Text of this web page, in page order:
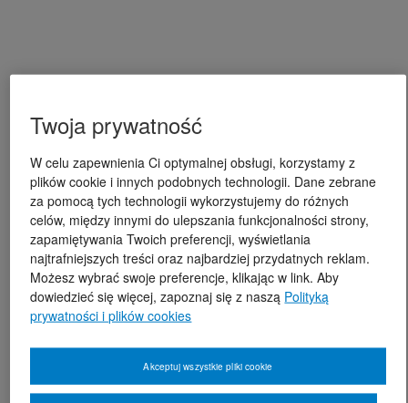
Twoja prywatność
W celu zapewnienia Ci optymalnej obsługi, korzystamy z
plików cookie i innych podobnych technologii. Dane zebrane
za pomocą tych technologii wykorzystujemy do różnych
celów, między innymi do ulepszania funkcjonalności strony,
zapamiętywania Twoich preferencji, wyświetlania
najtrafniejszych treści oraz najbardziej przydatnych reklam.
Możesz wybrać swoje preferencje, klikając w link. Aby
dowiedzieć się więcej, zapoznaj się z naszą Polityką
prywatności i plików cookies
Akceptuj wszystkie pliki cookie